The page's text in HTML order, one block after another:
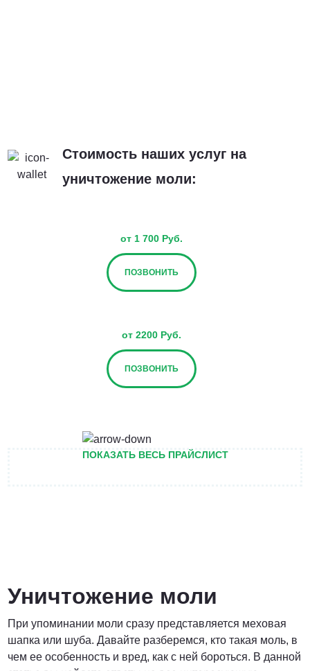
Стоимость наших услуг на
уничтожение моли:
от 1 700 Руб.
ПОЗВОНИТЬ
от 2200 Руб.
ПОЗВОНИТЬ
Договорная
ПОЗВОНИТЬ
ПОКАЗАТЬ ВЕСЬ ПРАЙСЛИСТ
Уничтожение моли
При упоминании моли сразу представляется меховая
шапка или шуба. Давайте разберемся, кто такая моль, в
чем ее особенность и вред, как с ней бороться. В данной